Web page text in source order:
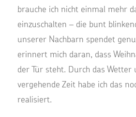
brauche ich nicht einmal mehr
einzuschalten – die bunt
unserer Nachbarn spendet
erinnert mich daran, dass
der Tür steht. Durch das Wetter
vergehende Zeit habe ich das
realisiert.